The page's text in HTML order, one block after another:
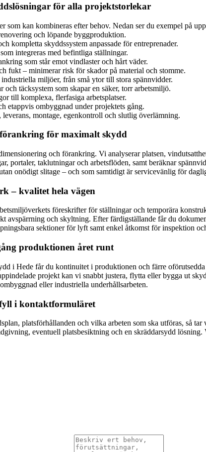
för alla projektstorlekar
som kan kombineras efter behov. Nedan ser du exempel på
och löpande byggproduktion.
kompletta skyddssystem anpassade för entreprenader.
integreras med befintliga ställningar.
som står emot vindlaster och hårt väder.
fukt – minimerar risk för skador på material och stomme.
miljöer, från små ytor till stora spännvidder.
täcksystem som skapar en säker, torr arbetsmiljö.
till komplexa, flerfasiga arbetsplatser.
etappvis ombyggnad under projektets gång.
montage, egenkontroll och slutlig överlämning.
för maximalt skydd
och förankring. Vi analyserar platsen,
portaler, taklutningar och arbetsflöden, samt beräknar
onödigt slitage – och som samtidigt är servicevänlig för
– kvalitet hela vägen
föreskrifter för ställningar och temporära
avspärrning och skyltning. Efter färdigställande får du
sektioner för lyft samt enkel åtkomst för inspektion
produktionen året runt
i Hede får du kontinuitet i produktionen och färre
projekt kan vi snabbt justera, flytta eller bygga ut
eller industriella underhållsarbeten.
i kontaktformuläret
platsförhållanden och vilka arbeten som ska utföras, så
eventuell platsbesiktning och en skräddarsydd